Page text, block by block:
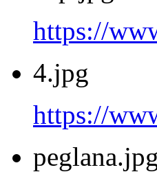
https://
4.jpg
https://
peglana.jpg